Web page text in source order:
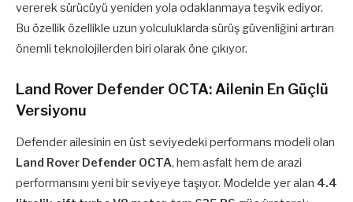
vererek sürücüyü yeniden yola odaklanmaya teşvik ediyor.
Bu özellik özellikle uzun yolculuklarda sürüş güvenliğini artıran
önemli teknolojilerden biri olarak öne çıkıyor.
Land Rover Defender OCTA: Ailenin En Güçlü
Versiyonu
Defender ailesinin en üst seviyedeki performans modeli olan
Land Rover Defender OCTA, hem asfalt hem de arazi
performansını yeni bir seviyeye taşıyor. Modelde yer alan 4.4